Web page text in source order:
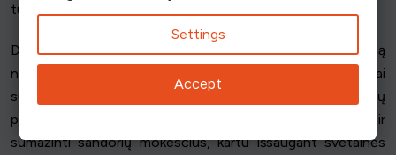
turto projektų sėkmė.
Didėjant NFT populiarumui, labai svarbu užtikrinti teigiamą
naudotojo patirtį kiekviename NFT laše. Gerai
suprojektuota virtuali laukimo salė gali padėti valdyti eilių
padėtį ir naudotojų elgesį, užtikrinti sąžiningumą ir
sumažinti sandorių mokesčius, kartu išsaugant svetainės
Settings
Accept